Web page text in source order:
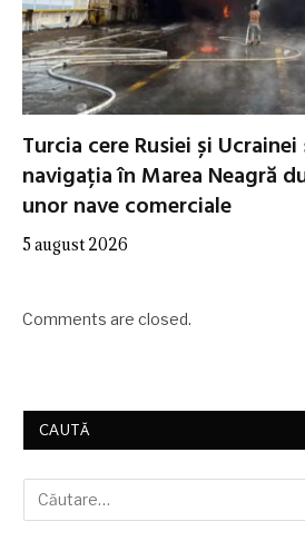
Turcia cere Rusiei și
navigația în Marea Neagră
unor nave comerciale
5 august 2026
Comments are closed.
CAUTĂ